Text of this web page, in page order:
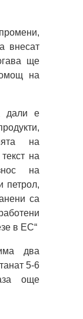
внесат
ще
на
дали е
на
на
на
петрол,
са
в ЕС“
два
5-6
още